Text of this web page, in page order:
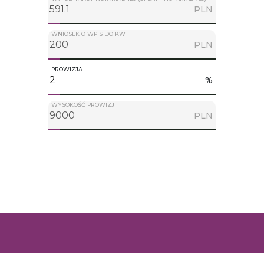
PLN
WNIOSEK O WPIS DO KW
PLN
PROWIZJA
%
WYSOKOŚĆ PROWIZJI
PLN